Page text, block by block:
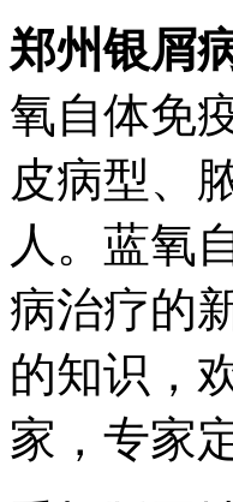
郑州银屑
氧自体免
皮病型、
人。蓝氧
病治疗的
的知识，
家，专家